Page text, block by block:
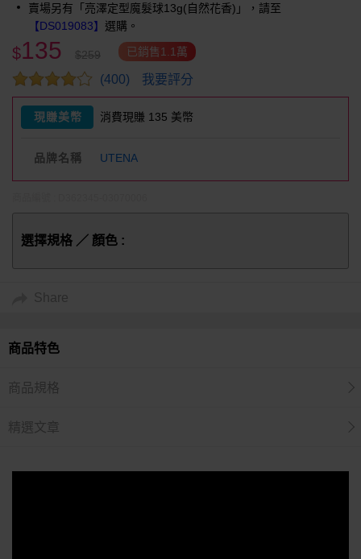
賣場另有「亮澤定型魔髮球13g(自然花香)」，請至
【DS019083】 選購。
$135 $259 已銷售1.1萬
(400) 我要評分
現賺美幣 消費現賺 135 美幣
品牌名稱 UTENA
選擇規格 ／ 顏色 :
Share
商品特色
商品規格
精選文章